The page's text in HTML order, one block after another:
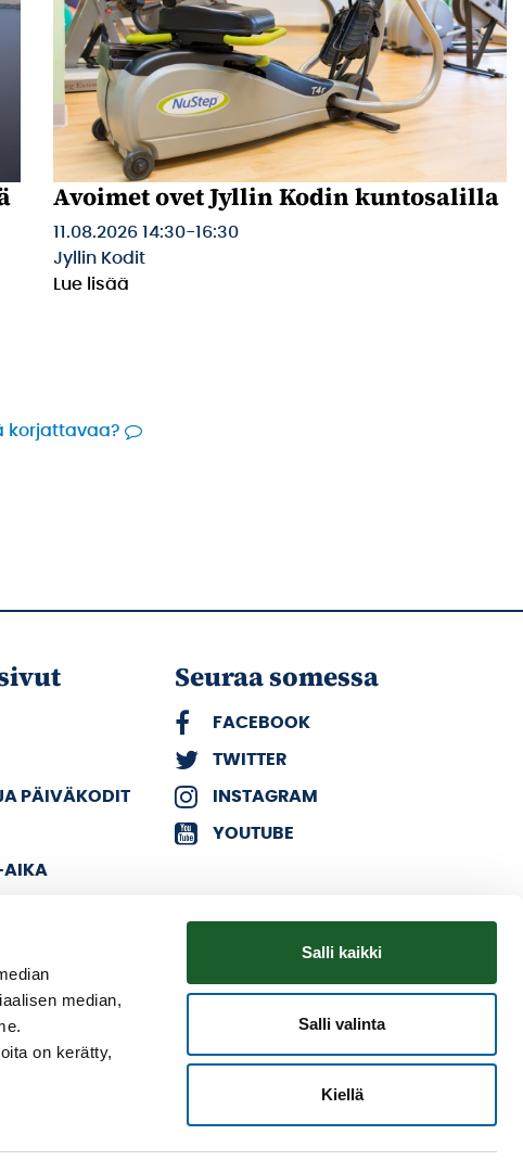
median,
on kerätty,
Salli kaikki
Salli valinta
Kiellä
Avoimet ovet Jyllin Kodin kuntosalilla
11.08.2026 14:30-16:30
Jyllin Kodit
Lue lisää
korjattavaa?
PÄIVÄKODIT
AIKA
Seuraa somessa
FACEBOOK
TWITTER
INSTAGRAM
YOUTUBE